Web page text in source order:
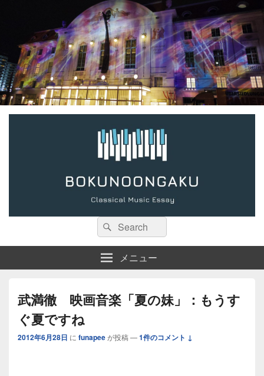
検
索:
検
索
メニュー
武満徹 映画音楽「夏の妹」：もうす
ぐ夏ですね
2012年6月28日 に funapeeが投稿 —1件のコメント ↓